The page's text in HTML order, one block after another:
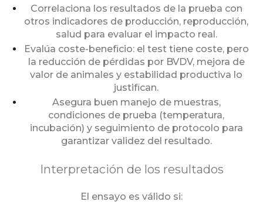
Correlaciona los resultados de la prueba con
otros indicadores de producción, reproducción,
salud para evaluar el impacto real.
Evalúa coste-beneficio: el test tiene coste, pero
la reducción de pérdidas por BVDV, mejora de
valor de animales y estabilidad productiva lo
justifican.
Asegura buen manejo de muestras,
condiciones de prueba (temperatura,
incubación) y seguimiento de protocolo para
garantizar validez del resultado.
Interpretación de los resultados
El ensayo es válido si: